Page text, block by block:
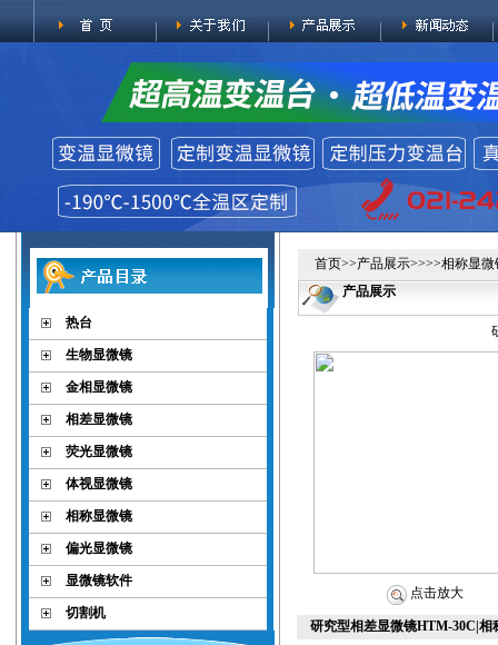
热台
生物显微镜
金相显微镜
相差显微镜
荧光显微镜
体视显微镜
相称显微镜
偏光显微镜
显微镜软件
切割机
首页>>产品展示>>>>相称显微
产品展示
点击放大
研究型相差显微镜HTM-30C|